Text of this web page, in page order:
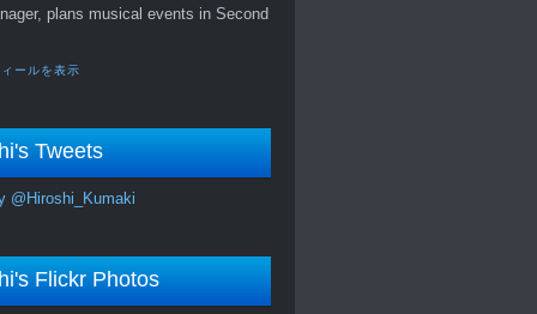
plans musical events in Second
ールを表示
Tweets
@Hiroshi_Kumaki
Flickr Photos